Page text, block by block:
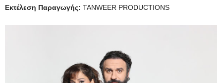
Εκτέλεση Παραγωγής: TANWEER PRODUCTIONS